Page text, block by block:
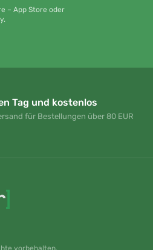
– App Store oder
Tag und kostenlos
für Bestellungen über 80 EUR
vorbehalten.